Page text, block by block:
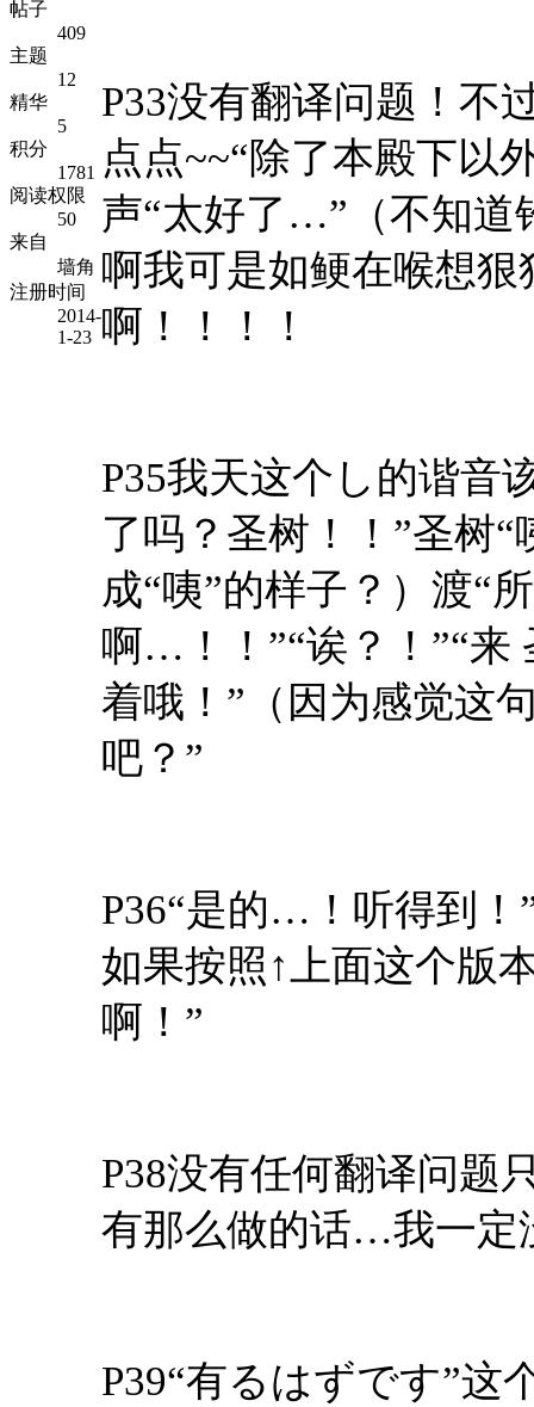
帖子
409
主题
12
精华
5
积分
1781
阅读权限
50
来自
墙角
注册时间
2014-
1-23
P33没有翻译问题！不
点点~~“除了本殿下以
声“太好了…”（不知道
啊我可是如鲠在喉想
啊！！！！
P35我天这个し的谐
了吗？圣树！！”圣树
成“咦”的样子？）渡“
啊…！！”“诶？！”“来
着哦！”（因为感觉这
吧？”
P36“是的…！听得到！
如果按照↑上面这个版
啊！”
P38没有任何翻译问题
有那么做的话…我一定
P39“有るはずです”这